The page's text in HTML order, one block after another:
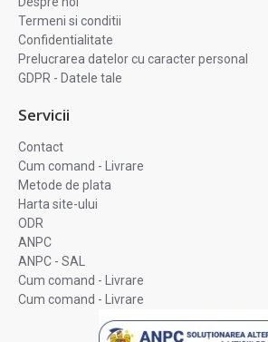
Termeni si conditii
Confidentialitate
Prelucrarea datelor cu caracter personal
GDPR - Datele tale
Servicii
Contact
Cum comand - Livrare
Metode de plata
Harta site-ului
ODR
ANPC
ANPC - SAL
Cum comand - Livrare
Cum comand - Livrare